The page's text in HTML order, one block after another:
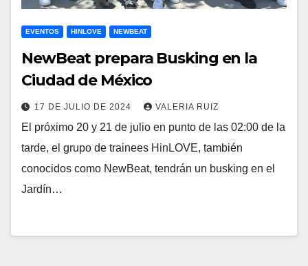
EVENTOS HINLOVE NEWBEAT
NewBeat prepara Busking en la
Ciudad de México
17 DE JULIO DE 2024 VALERIA RUIZ
El próximo 20 y 21 de julio en punto de las 02:00 de la
tarde, el grupo de trainees HinLOVE, también
conocidos como NewBeat, tendrán un busking en el
Jardín…